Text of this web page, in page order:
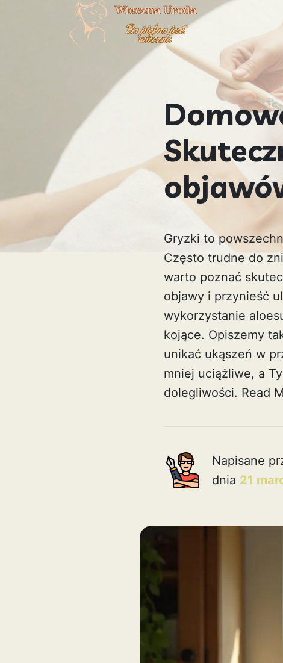
Gryzki to
Często trudne do
warto poznać
objawy i przynieść
wykorzystanie
kojące. Opiszemy
unikać ukąszeń w
mniej uciążliwe, a
dolegliwości. Read
Napisane
dnia 21